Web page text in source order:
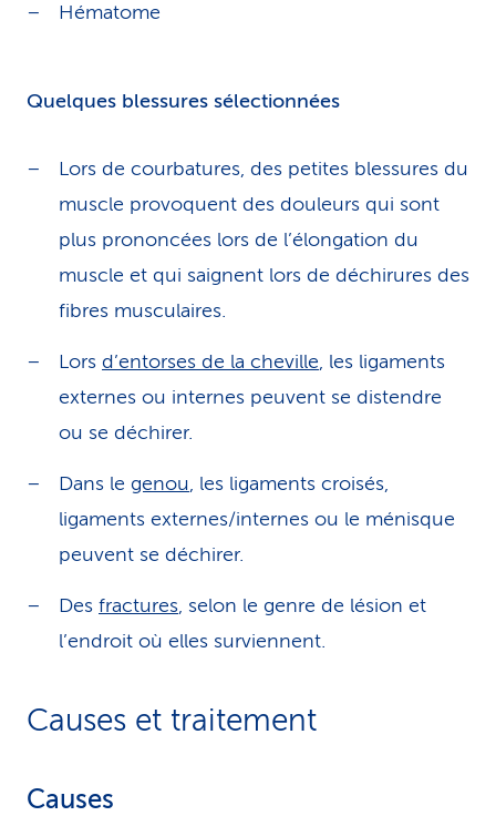
Hématome
Quelques blessures sélectionnées
Lors de courbatures, des petites blessures du
muscle provoquent des douleurs qui sont
plus prononcées lors de l’élongation du
muscle et qui saignent lors de déchirures des
fibres musculaires.
Lors d’entorses de la cheville, les ligaments
externes ou internes peuvent se distendre
ou se déchirer.
Dans le genou, les ligaments croisés,
ligaments externes/internes ou le ménisque
peuvent se déchirer.
Des fractures, selon le genre de lésion et
l’endroit où elles surviennent.
Causes et traitement
Causes